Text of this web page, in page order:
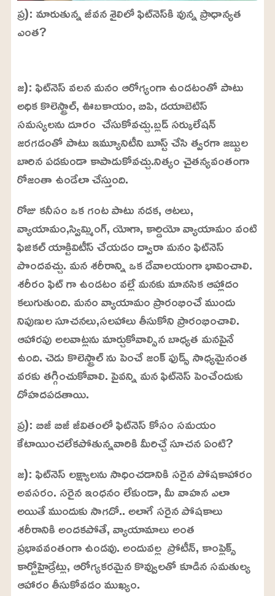
ప్ర): మారుతున్న జీవన శైలిలో ఫిట్‌నెస్‌కి వున్న ప్రాధాన్యత
ఎంత?
U
n
u
t
e
a
d
e
d
:
2
4
.
6
3
%
జ): ఫిట్‌నెస్‌ వలన మనం ఆరోగ్యంగా ఉండటంతో పాటు
అధిక కొలెస్ట్రాల్, ఊబకాయం, బిపి, డయాబెటిస్
సమస్యలను దూరం చేసుకోవచ్చు.బ్లడ్ సర్కులేషన్
జరగడంతో పాటు ఇమ్యూనిటీని బూస్ట్ చేసి త్వరగా జబ్బుల
బారిన పడకుండా కాపాడుకోవచ్చు.నిత్యం చైతన్యవంతంగా
రోజంతా ఉండేలా చేస్తుంది.
రోజు కనీసం ఒక గంట పాటు నడక, ఆటలు,
వ్యాయామం,స్విమ్మింగ్, యోగా, కార్డియో వ్యాయామం వంటి
ఫిజికల్ యాక్టివిటీస్ చేయడం ద్వారా మనం ఫిట్‌నెస్‌
పొందవచ్చు. మన శరీరాన్ని ఒక దేవాలయంగా భావించాలి.
శరీరం ఫిట్ గా ఉండటం వల్లే మనకు మానసిక ఆహ్లాదం
కలుగుతుంది. మనం వ్యాయామం ప్రారంభించే ముందు
నిపుణుల సూచనలు,సలహాలు తీసుకోని ప్రారంభించాలి.
ఆహారపు అలవాట్లను మార్చుకోవాల్సిన బాధ్యత మనపైనే
ఉంది. చెడు కొలెస్ట్రాల్ ను పెంచే జంక్ ఫుడ్స్ సాధ్యమైనంత
వరకు తగ్గించుకోవాలి. పైవన్ని మన ఫిట్‌నెస్‌ పెంచేందుకు
దోహదపడతాయి.
ప్ర): బిజీ బిజీ జీవితంలో ఫిట్‌నెస్ కోసం సమయం
కేటాయించలేకపోతున్నవారికి మీరిచ్చే సూచన ఏంటి?
జ): ఫిట్‌నెస్ లక్ష్యాలను సాధించడానికి సరైన పోషకాహారం
అవసరం. సరైన ఇంధనం లేకుండా, మీ వాహన ఎలా
అయితే ముందుకు సాగదో.. అలాగే సరైన పోషకాలు
శరీరానికి అందకపోతే, వ్యాయామాలు అంత
ప్రభావవంతంగా ఉండవు. అందువల్ల ప్రోటీన్, కాంప్లెక్స్
కార్బోహైడ్రేట్లు, ఆరోగ్యకరమైన కొవ్వులతో కూడిన సమతుల్య
ఆహారం తీసుకోవడం ముఖ్యం.